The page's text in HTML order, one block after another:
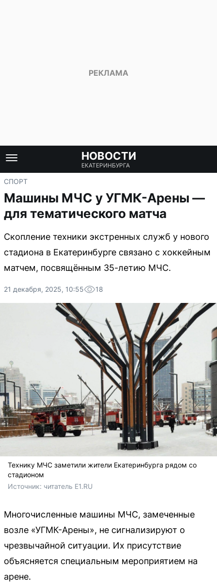
НОВОСТИ
ЕКАТЕРИНБУРГА
СПОРТ
Машины МЧС у УГМК-Арены —
для тематического матча
Скопление техники экстренных служб у нового
стадиона в Екатеринбурге связано с хоккейным
матчем, посвящённым 35-летию МЧС.
21 декабря, 2025, 10:55 18
Технику МЧС заметили жители Екатеринбурга рядом со
стадионом
Источник: читатель E1.RU
Многочисленные машины МЧС, замеченные
возле «УГМК-Арены», не сигнализируют о
чрезвычайной ситуации. Их присутствие
объясняется специальным мероприятием на
арене.